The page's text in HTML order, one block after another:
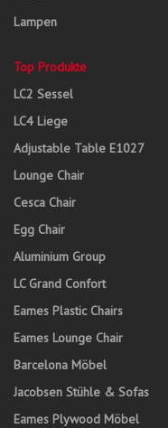
Lampen
Top Produkte
LC2 Sessel
LC4 Liege
Adjustable Table E1027
Lounge Chair
Cesca Chair
Egg Chair
Aluminium Group
LC Grand Confort
Eames Plastic Chairs
Eames Lounge Chair
Barcelona Möbel
Jacobsen Stühle & Sofas
Eames Plywood Möbel